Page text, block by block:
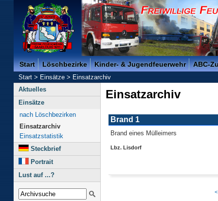
Freiwillige Feuerwehr der Kreisstadt Saarlouis -
Start Löschbezirke Kinder- & Jugendfeuerwehr ABC-
Start>Einsätze>Einsatzarchiv
Aktuelles
Einsätze
nach Löschbezirken
Einsatzarchiv
Einsatzstatistik
Steckbrief
Portrait
Lust auf ...?
Einsatzarchiv
Brand 1
Brand eines Mülleimers
Lbz. Lisdorf